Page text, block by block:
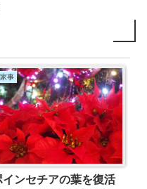
家事
インセチアの葉を復活